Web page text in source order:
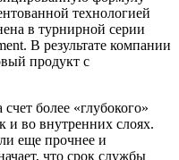
технологией
в турнирной серии
В результате компании
продукт с
более «глубокого»
и во внутренних слоях.
еще прочнее и
что срок службы